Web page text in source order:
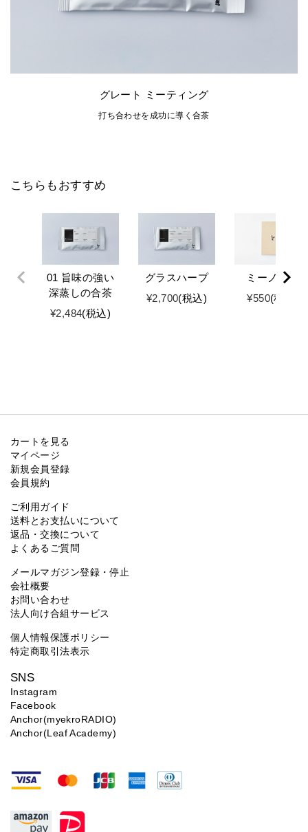
グレート ミーティング
打ち合わせを成功に導く合茶
こちらもおすすめ
01 旨味の強い
深蒸しの合茶
¥2,484 税込
グラスハープ
¥2,700 税込
ミーノート
¥550 税込
カートを見る
マイページ
新規会員登録
会員規約
ご利用ガイド
送料とお支払いについて
返品・交換について
よくあるご質問
メールマガジン登録・停止
会社概要
お問い合わせ
法人向け合組サービス
個人情報保護ポリシー
特定商取引法表示
SNS
Instagram
Facebook
Anchor(myekroRADIO)
Anchor(Leaf Academy)